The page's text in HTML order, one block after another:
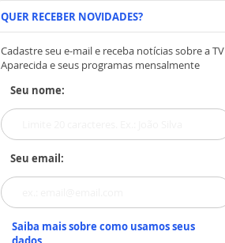
QUER RECEBER NOVIDADES?
Cadastre seu e-mail e receba notícias sobre a TV
Aparecida e seus programas mensalmente
Seu nome:
Seu email:
Saiba mais sobre como usamos seus